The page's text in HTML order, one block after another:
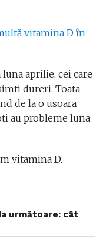
vitamina D în
aprilie, cei care
dureri. Toata
de la o usoara
au probleme luna
vitamina D.
următoare: cât